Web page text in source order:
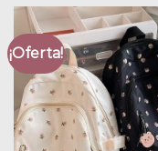
¡Oferta!